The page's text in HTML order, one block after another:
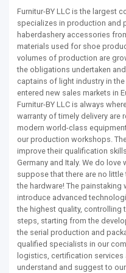
Furnitur-BY LLC is the largest
specializes in production and
haberdashery accessories
materials used for shoe
volumes of production are
the obligations undertaken
captains of light industry in the
entered new sales markets in
Furnitur-BY LLC is always
warranty of timely delivery are
modern world-class equipment
our production workshops.
improve their qualification
Germany and Italy. We do
suppose that there are no
the hardware! The
introduce advanced
the highest quality, controlling
steps, starting from the
the serial production and
qualified specialists in our
logistics, certification
understand and suggest to